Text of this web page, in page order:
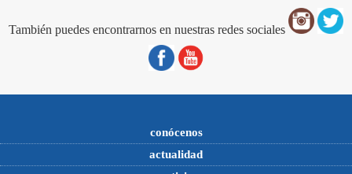
También puedes encontrarnos en nuestras redes sociales
conócenos
actualidad